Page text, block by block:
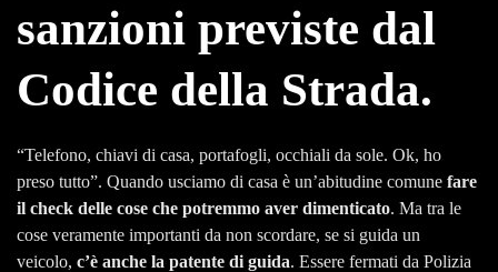
sanzioni previste dal
Codice della Strada.
“Telefono, chiavi di casa, portafogli, occhiali da sole. Ok, ho
preso tutto”. Quando usciamo di casa è un’abitudine comune fare
il check delle cose che potremmo aver dimenticato. Ma tra le
cose veramente importanti da non scordare, se si guida un
veicolo, c’è anche la patente di guida. Essere fermati da Polizia